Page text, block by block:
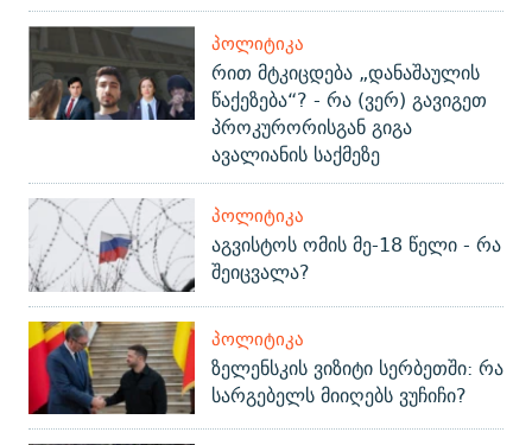
ᲞᲝᲚᲘᲢᲘᲙᲐ
რით მტკიცდება „დანაშაულის
წაქეზება“? - რა (ვერ) გავიგეთ
პროკურორისგან გიგა
ავალიანის საქმეზე
ᲞᲝᲚᲘᲢᲘᲙᲐ
აგვისტოს ომის მე-18 წელი - რა
შეიცვალა?
ᲞᲝᲚᲘᲢᲘᲙᲐ
ზელენსკის ვიზიტი სერბეთში: რა
სარგებელს მიიღებს ვუჩიჩი?